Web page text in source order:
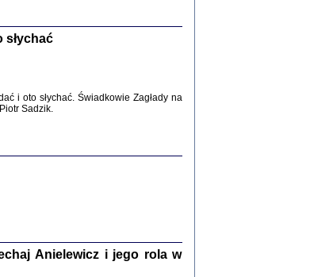
Warszawa 2017
słychać
i oto słychać. Świadkowie Zagłady na
Sadzik.
Anielewicz i jego rola w